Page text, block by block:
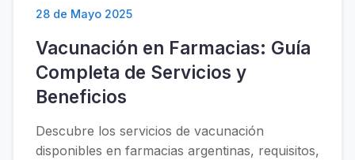
28 de Mayo 2025
Vacunación en Farmacias: Guía
Completa de Servicios y
Beneficios
Descubre los servicios de vacunación
disponibles en farmacias argentinas, requisitos,